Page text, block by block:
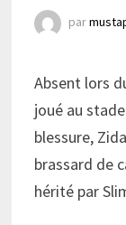
par
Absent lors
joué au
blessure,
brassard de
hérité par